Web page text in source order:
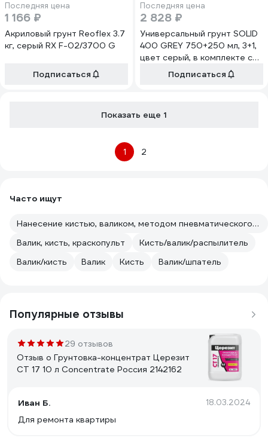
Последняя цена
1 166 ₽
Акриловый грунт Reoflex 3.7
кг, серый RX F-02/3700 G
Подписаться
Последняя цена
2 828 ₽
Универсальный грунт SOLID
400 GREY 750+250 мл, 3+1,
цвет серый, в комплекте с
отвердителем 040.0725.1
Подписаться
Показать еще 1
1 2
Часто ищут
Нанесение кистью, валиком, методом пневматического и безвоздушного распыления.
Валик, кисть, краскопульт
Кисть/валик/распылитель
Валик/кисть
Валик Кисть Валик/шпатель
Популярные отзывы
29 отзывов
Отзыв о Грунтовка-концентрат Церезит
CT 17 10 л Concentrate Россия 2142162
Иван Б. 18.03.2024
Для ремонта квартиры